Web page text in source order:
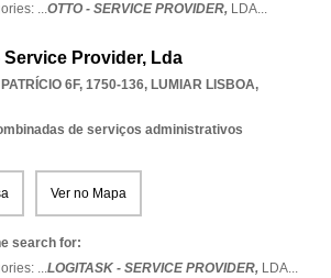
...OTTO - SERVICE PROVIDER, LDA...
Service Provider, Lda
6F, 1750-136, LUMIAR LISBOA,
de serviços administrativos
Ver no Mapa
search for:
...LOGITASK - SERVICE PROVIDER, LDA...